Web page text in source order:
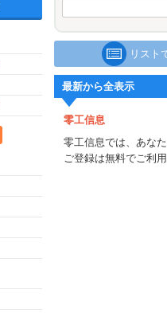
リスト
最新から全表示
零工信息
零工信息では、あな
ご登録は無料でご利